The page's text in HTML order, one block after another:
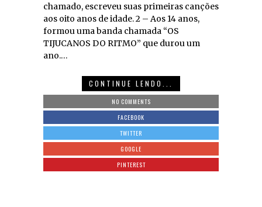
chamado, escreveu suas primeiras canções
aos oito anos de idade. 2 – Aos 14 anos,
formou uma banda chamada “OS
TIJUCANOS DO RITMO” que durou um
ano.…
CONTINUE LENDO...
NO COMMENTS
FACEBOOK
TWITTER
GOOGLE
PINTEREST